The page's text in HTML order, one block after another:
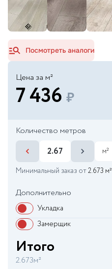
Посмотреть аналоги
Цена за м²
7 436
Количество метров
м²
Минимальный заказ от2.673 м²
Дополнительно
Укладка
Замерщик
Итого
2.673м²